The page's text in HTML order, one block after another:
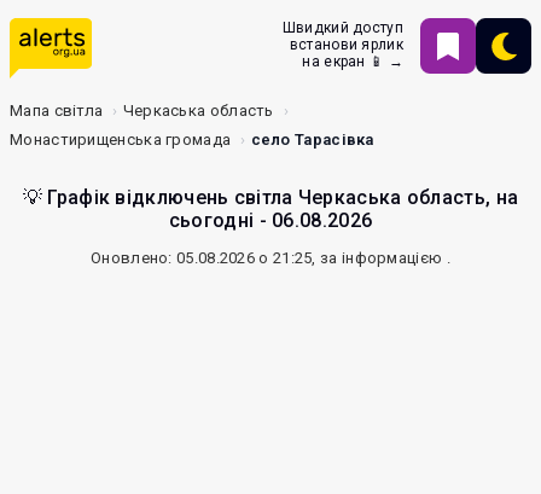
Швидкий доступ
встанови ярлик
на екран 📱 →
Мапа світла
Черкаська область
Монастирищенська громада
село Тарасівка
💡 Графік відключень світла Черкаська область, на
сьогодні - 06.08.2026
Оновлено: 05.08.2026 о 21:25, за інформацією .